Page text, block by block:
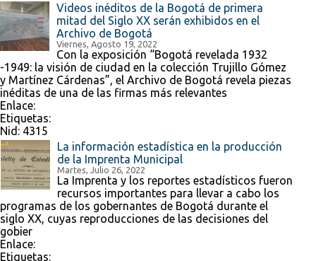
Videos inéditos de la Bogotá de primera
mitad del Siglo XX serán exhibidos en el
Archivo de Bogotá
Viernes, Agosto 19, 2022
Con la exposición “Bogotá revelada 1932
-1949: la visión de ciudad en la colección Trujillo Gómez
y Martínez Cárdenas”, el Archivo de Bogotá revela piezas
inéditas de una de las firmas más relevantes
Enlace:
Etiquetas:
Nid: 4315
La información estadística en la producción
de la Imprenta Municipal
Martes, Julio 26, 2022
La Imprenta y los reportes estadísticos fueron
recursos importantes para llevar a cabo los
programas de los gobernantes de Bogotá durante el
siglo XX, cuyas reproducciones de las decisiones del
gobier
Enlace:
Etiquetas: